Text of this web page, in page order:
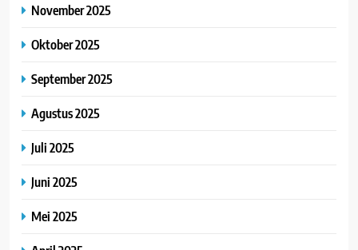
November 2025
Oktober 2025
September 2025
Agustus 2025
Juli 2025
Juni 2025
Mei 2025